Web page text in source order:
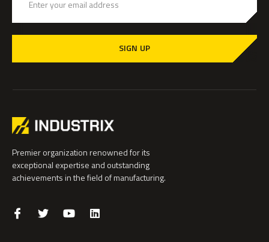
SIGN UP
Premier organization renowned for its
exceptional expertise and outstanding
achievements in the field of manufacturing.